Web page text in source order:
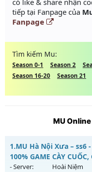
có like & share nhận
tiếp tại Fanpage của
Fanpage
Tìm kiếm Mu:
Season 0-1 Season 2
Season 16-20
Season 21
MU
1.MU Hà Nội Xưa – ss6
100% GAME CÀY
- Server: Hoài Niệm